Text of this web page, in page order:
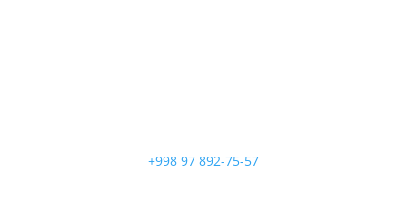
+998 97 892-75-57